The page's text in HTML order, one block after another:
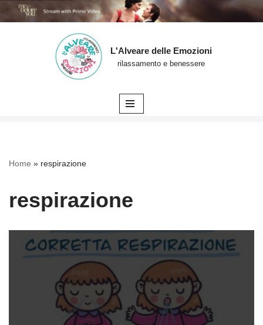
L'Alveare delle Emozioni
rilassamento e benessere
Home » respirazione
respirazione